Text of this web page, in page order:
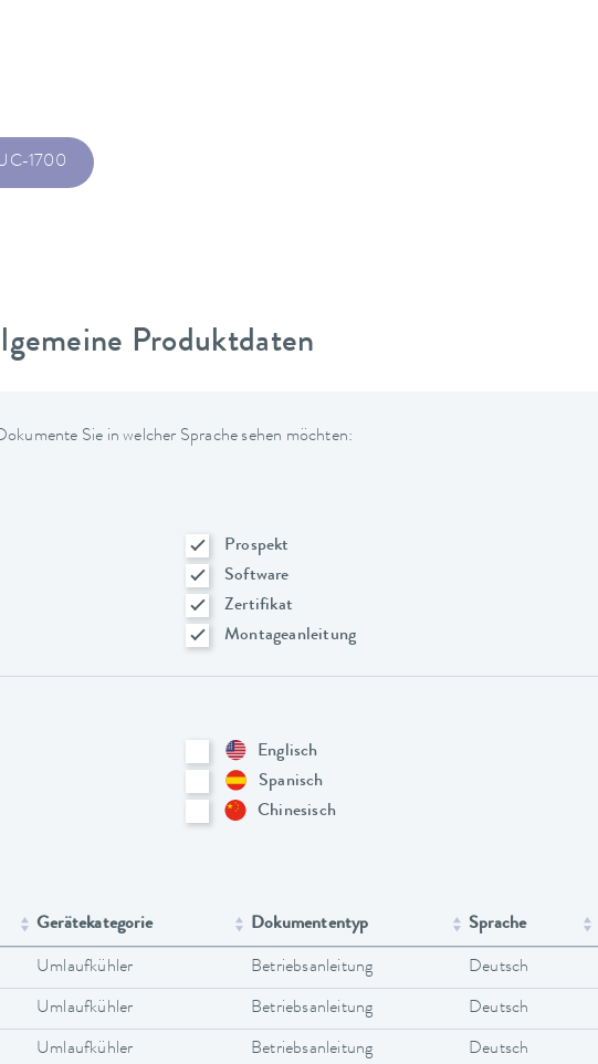
1700
Produktdaten
Sie in welcher Sprache sehen möchten:
Prospekt
Software
Zertifikat
Montageanleitung
Englisch
Spanisch
Chinesisch
Gerätekategorie Dokumententyp Sprache
Umlaufkühler Betriebsanleitung Deutsch
Umlaufkühler Betriebsanleitung Deutsch
Umlaufkühler Betriebsanleitung Deutsch